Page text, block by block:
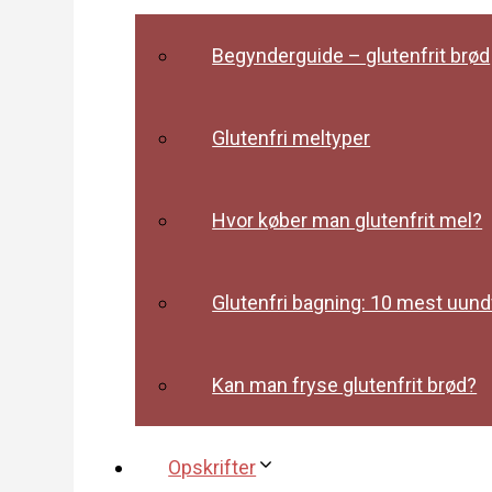
Begynderguide – glutenfrit brød
Glutenfri meltyper
Hvor køber man glutenfrit mel?
Glutenfri bagning: 10 mest
Kan man fryse glutenfrit brød?
Opskrifter